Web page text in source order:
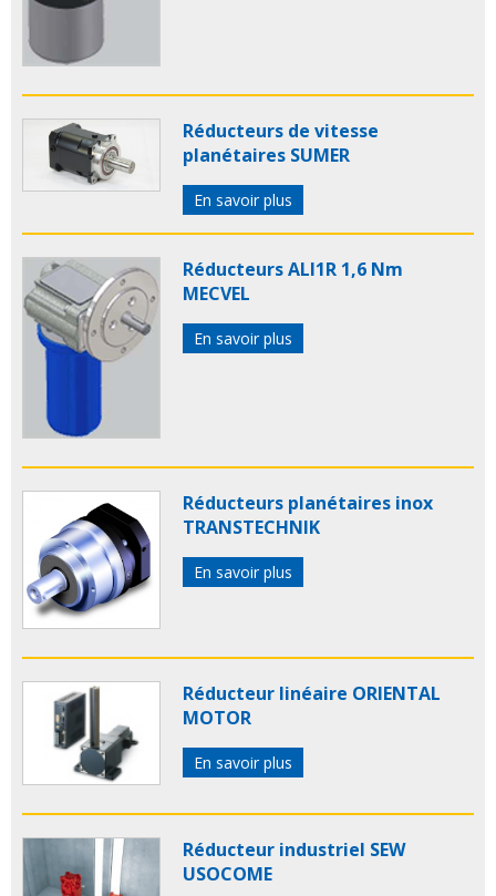
Réducteurs de vitesse
planétaires SUMER
En savoir plus
Réducteurs ALI1R 1,6 Nm
MECVEL
En savoir plus
Réducteurs planétaires inox
TRANSTECHNIK
En savoir plus
Réducteur linéaire ORIENTAL
MOTOR
En savoir plus
Réducteur industriel SEW
USOCOME